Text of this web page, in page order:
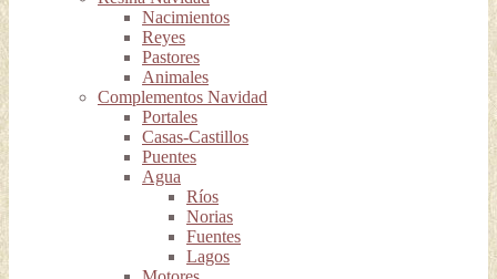
Nacimientos
Reyes
Pastores
Animales
Complementos Navidad
Portales
Casas-Castillos
Puentes
Agua
Ríos
Norias
Fuentes
Lagos